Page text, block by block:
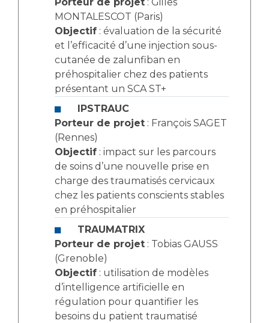
Porteur de projet : Gilles
MONTALESCOT (Paris)
Objectif : évaluation de la sécurité
et l’efficacité d’une injection sous-
cutanée de zalunfiban en
préhospitalier chez des patients
présentant un SCA ST+
IPSTRAUC
Porteur de projet : François SAGET
(Rennes)
Objectif : impact sur les parcours
de soins d’une nouvelle prise en
charge des traumatisés cervicaux
chez les patients conscients stables
en préhospitalier
TRAUMATRIX
Porteur de projet : Tobias GAUSS
(Grenoble)
Objectif : utilisation de modèles
d’intelligence artificielle en
régulation pour quantifier les
besoins du patient traumatisé